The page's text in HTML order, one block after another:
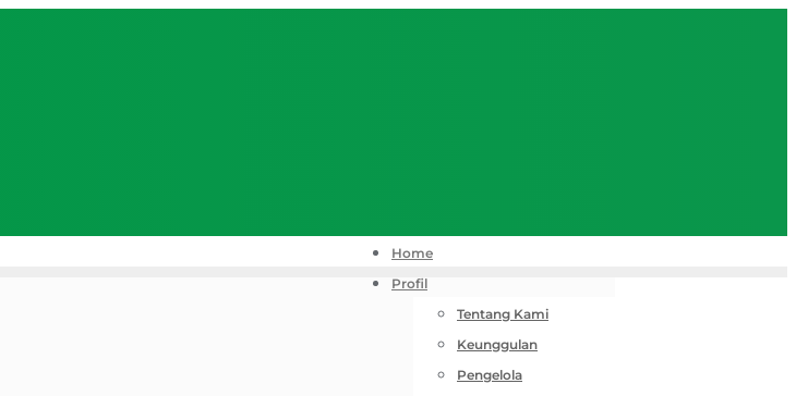
Home
Profil
Tentang Kami
Keunggulan
Pengelola